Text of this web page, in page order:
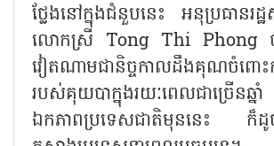
ថ្លែង​នៅក្នុងជំនួបនេះ អនុប្រធានរ
លោកស្រី Tong Thi Phong ប
វៀត​ណាម​ជា​និច្ច​កាល​ដឹងគុណចំពោះក
របស់គុយបាក្នុងរយៈពេលជាច្រើនឆ្ន
ឯកភាព​ប្រទេស​ជាតិ​មុន​នេះ ក៏ដូចជ